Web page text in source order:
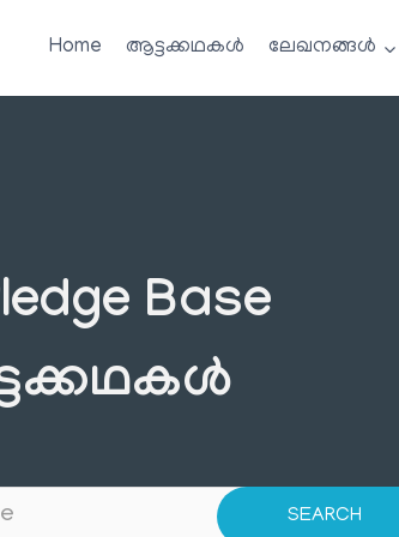
Home ആട്ടക്കഥകൾ ലേഖനങ്ങൾ
Base